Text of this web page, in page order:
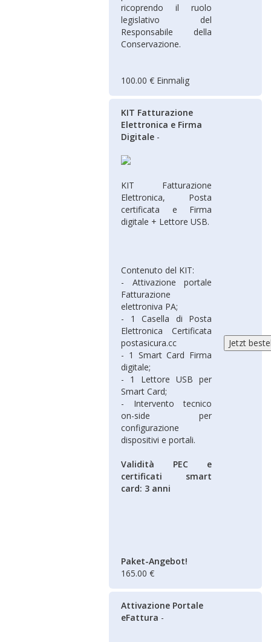
ricoprendo il ruolo
legislativo del
Responsabile della
Conservazione.
100.00 € Einmalig
KIT Fatturazione
Elettronica e Firma
Digitale -
KIT Fatturazione
Elettronica, Posta
certificata e Firma
digitale + Lettore USB.
Contenuto del KIT:
- Attivazione portale
Fatturazione
elettroniva PA;
- 1 Casella di Posta
Elettronica Certificata
postasicura.cc
- 1 Smart Card Firma
digitale;
- 1 Lettore USB per
Smart Card;
- Intervento tecnico
on-side per
configurazione
dispositivi e portali.
Validità PEC e
certificati smart
card: 3 anni
Paket-Angebot!
165.00 €
Attivazione Portale
eFattura -